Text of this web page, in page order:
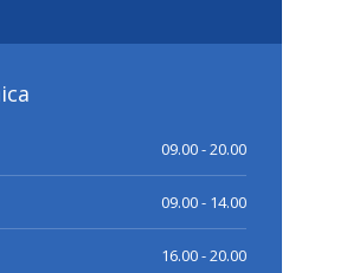
09.00 - 20.00
09.00 - 14.00
16.00 - 20.00